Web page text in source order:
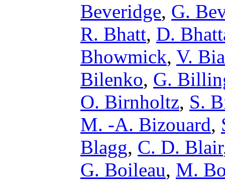
Beveridge, G.
R. Bhatt, D.
Bhowmick, V.
Bilenko, G.
O. Birnholtz, S.
M. -A. Bizouard,
Blagg, C. D. Blair
G. Boileau, M.